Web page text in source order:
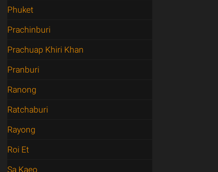
Phuket
Prachinburi
Prachuap Khiri Khan
Pranburi
Ranong
Ratchaburi
Rayong
Roi Et
Sa Kaeo